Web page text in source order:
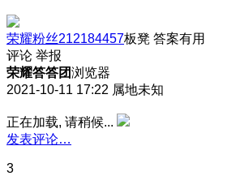
荣耀粉丝212184457板凳 答案有用
评论 举报
荣耀答答团浏览器
2021-10-11 17:22 属地未知
正在加载, 请稍候...
发表评论…
3